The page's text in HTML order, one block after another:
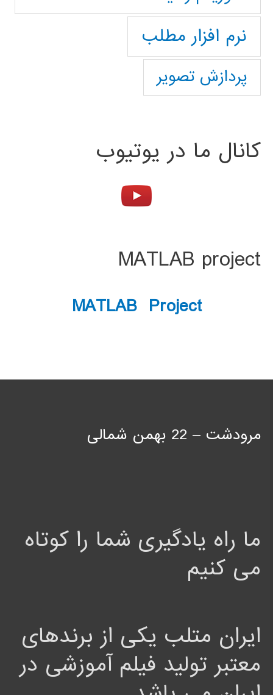
نرم افزار مطلب
پردازش تصویر
کانال ما در یوتیوب
MATLAB project
MATLAB Project
مرودشت – 22 بهمن شمالی
ما راه یادگیری شما را کوتاه
می کنیم
ایران متلب یکی از برندهای
معتبر تولید فیلم آموزشی در